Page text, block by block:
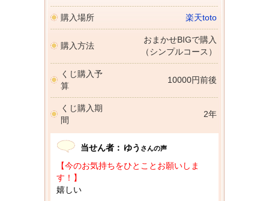
購入場所 楽天toto
購入方法
おまかせBIGで購入
（シンプルコース）
くじ購入予
算
10000円前後
くじ購入期
間
2年
当せん者： ゆう さんの声
【今のお気持ちをひとことお願いしま
す！】
嬉しい